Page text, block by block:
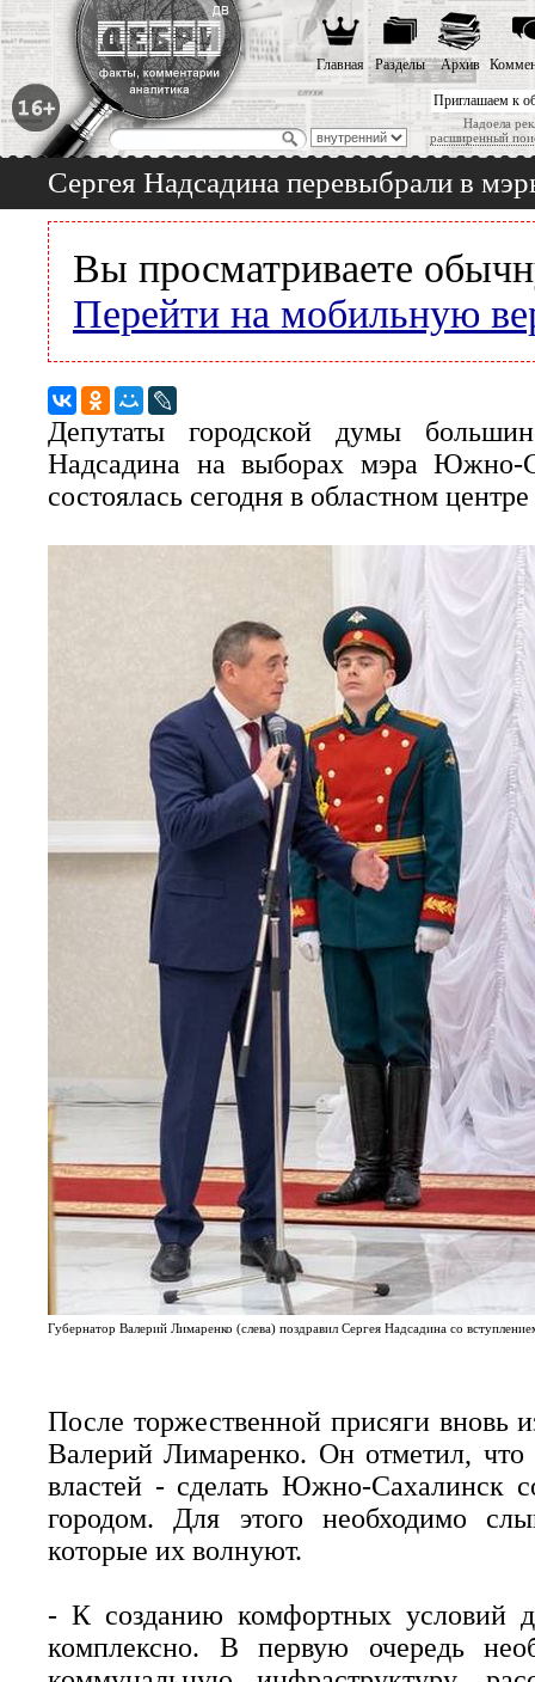
Приглашаем к
Надоела
расширенный
Главная Разделы Архив
Сергея Надсадина перевыбрали в
Вы просматриваете
Перейти на мобильную
Депутаты городской думы
Надсадина на выборах мэра Южно-
состоялась сегодня в областном
Губернатор Валерий Лимаренко (слева) поздравил Сергея Надсадина со
После торжественной присяги вновь
Валерий Лимаренко. Он отметил, что
властей - сделать Южно-
городом. Для этого необходимо
которые их волнуют.
- К созданию комфортных условий
комплексно. В первую очередь